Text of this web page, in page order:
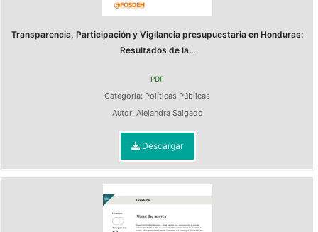
Transparencia, Participación y Vigilancia presupuestaria en Honduras:
Resultados de la...
PDF
Categoría: Políticas Públicas
Autor: Alejandra Salgado
Descargar